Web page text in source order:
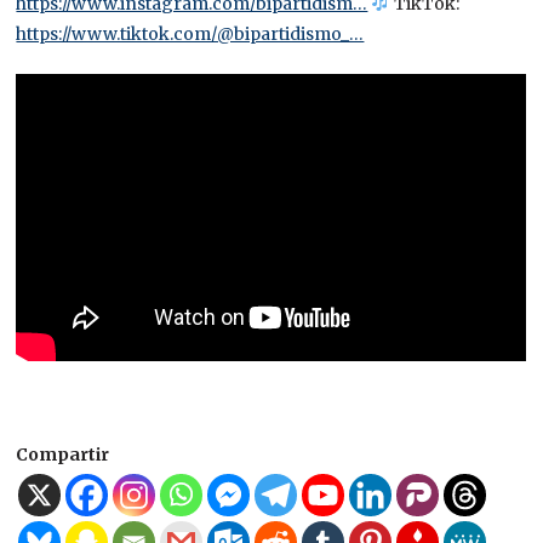
https://www.tiktok.com/@bipartidismo_…
Compartir